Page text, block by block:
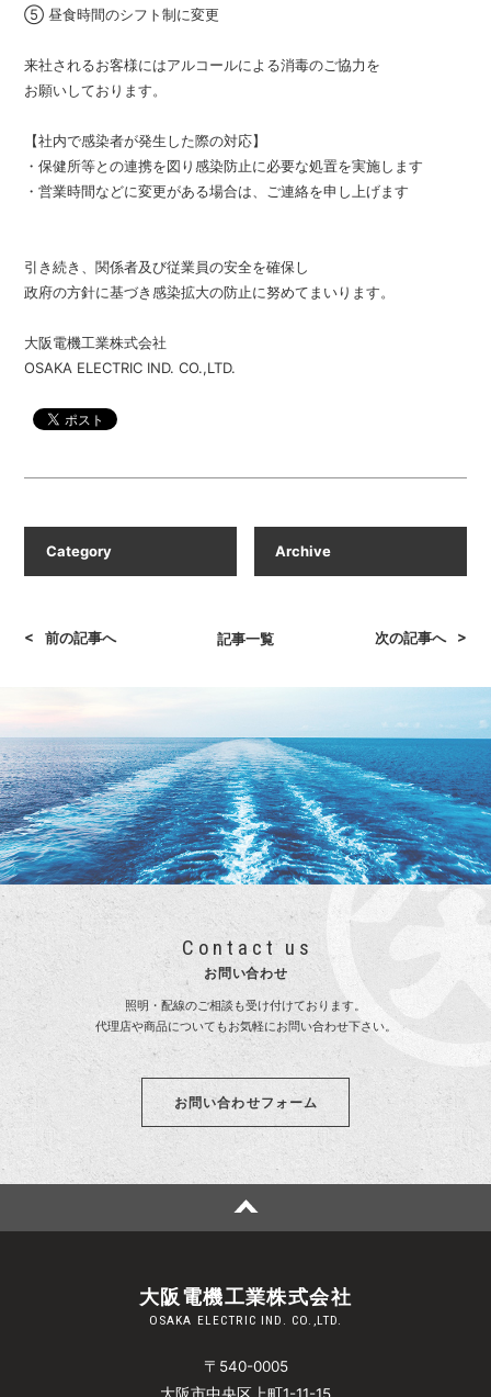
⑤ 昼食時間のシフト制に変更
来社されるお客様にはアルコールによる消毒のご協力を
お願いしております。
【社内で感染者が発生した際の対応】
・保健所等との連携を図り感染防止に必要な処置を実施します
・営業時間などに変更がある場合は、ご連絡を申し上げます
引き続き、関係者及び従業員の安全を確保し
政府の方針に基づき感染拡大の防止に努めてまいります。
大阪電機工業株式会社
OSAKA ELECTRIC IND. CO.,LTD.
< 前の記事へ 記事一覧 次の記事へ >
Contact us
お問い合わせ
照明・配線のご相談も受け付けております。
代理店や商品についてもお気軽にお問い合わせ下さい。
お問い合わせフォーム
大阪電機工業株式会社
OSAKA ELECTRIC IND. CO.,LTD.
〒540-0005